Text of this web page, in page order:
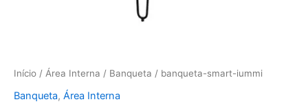
Início / Área Interna / Banqueta / banqueta-smart-iummi
Banqueta, Área Interna